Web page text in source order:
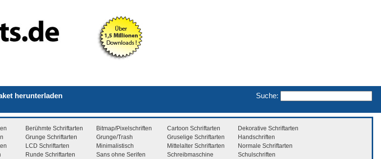
Suche:
herunterladen
Berühmte Schriftarten Bitmap/Pixelschriften Cartoon Schriftarten
Dekorative Schriftarten
Grunge Schriftarten Grunge/Trash Gruselige Schriftarten
Handschriften
LCD Schriftarten Minimalistisch Mittelalter Schriftarten
Normale Schriftarten
Runde Schriftarten Sans ohne Serifen Schreibmaschine
Schulschriften